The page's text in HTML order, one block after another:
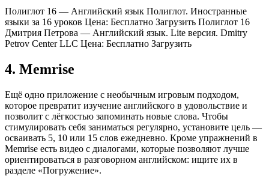
Полиглот 16 — Английский язык Полиглот. Иностранные
языки за 16 уроков Цена: Бесплатно Загрузить Полиглот 16
Дмитрия Петрова — Английский язык. Lite версия. Dmitry
Petrov Center LLC Цена: Бесплатно Загрузить
4. Memrise
Ещё одно приложение с необычным игровым подходом,
которое превратит изучение английского в удовольствие и
позволит с лёгкостью запоминать новые слова. Чтобы
стимулировать себя заниматься регулярно, установите цель —
осваивать 5, 10 или 15 слов ежедневно. Кроме упражнений в
Memrise есть видео с диалогами, которые позволяют лучше
ориентироваться в разговорном английском: ищите их в
разделе «Погружение».